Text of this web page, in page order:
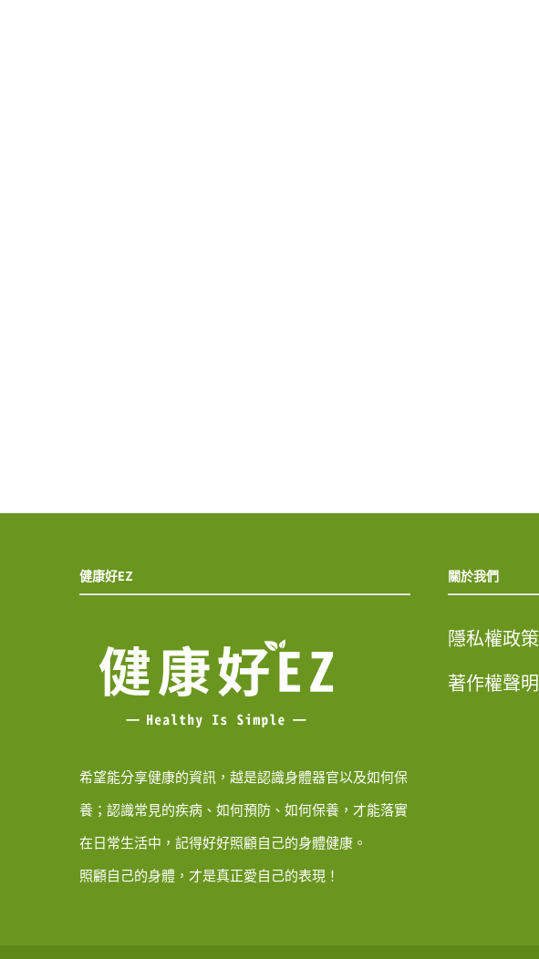
健康好EZ
希望能分享健康的資訊，越是認識身體器官以及如何保
養；認識常見的疾病、如何預防、如何保養，才能落實
在日常生活中，記得好好照顧自己的身體健康。
照顧自己的身體，才是真正愛自己的表現！
關於我們
隱私權政策
著作權聲明